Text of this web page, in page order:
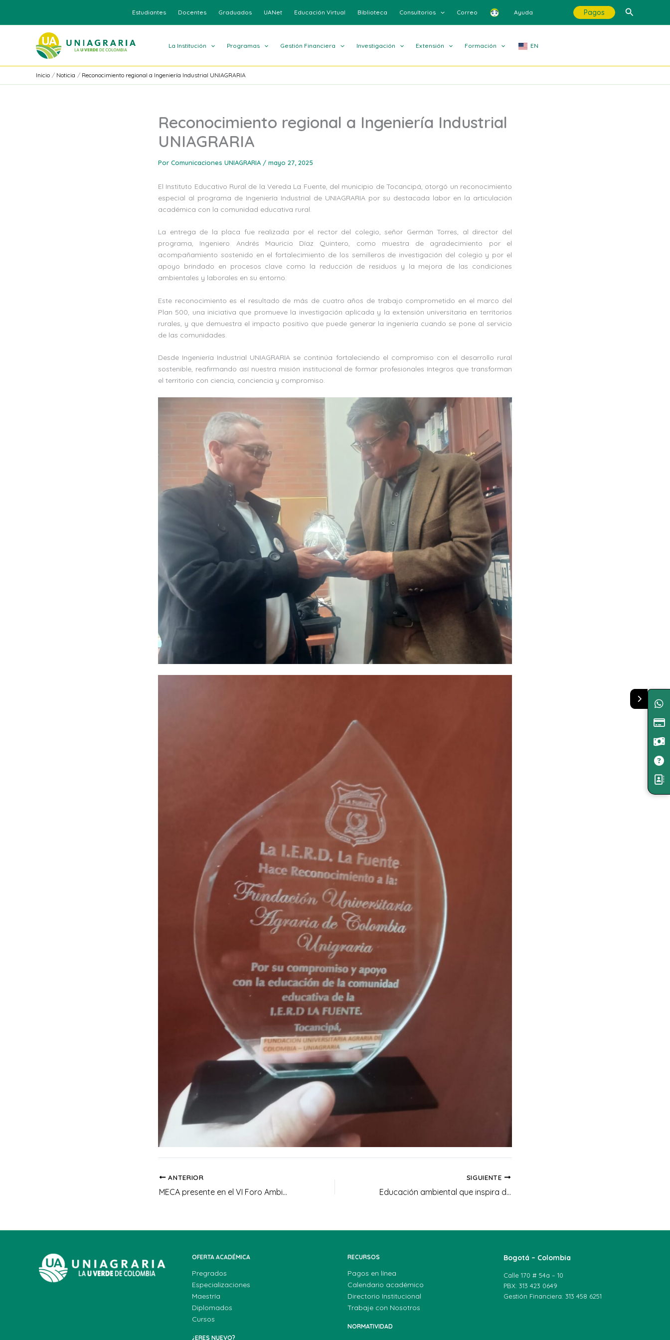
contenido
Estudiantes Docentes Graduados UANet Educación Virtual Biblioteca Consultorios Correo Ayuda Pagos Buscar
La Institución Programas Gestión Financiera Investigación Extensión Formación EN
Inicio Noticia Reconocimiento regional a Ingeniería Industrial UNIAGRARIA
Reconocimiento regional a Ingeniería Industrial
UNIAGRARIA
Por Comunicaciones UNIAGRARIA / mayo 27, 2025
El Instituto Educativo Rural de la Vereda La Fuente, del municipio de Tocancipá, otorgó un reconocimiento
especial al programa de Ingeniería Industrial de UNIAGRARIA por su destacada labor en la articulación
académica con la comunidad educativa rural.
La entrega de la placa fue realizada por el rector del colegio, señor Germán Torres, al director del
programa, Ingeniero Andrés Mauricio Díaz Quintero, como muestra de agradecimiento por el
acompañamiento sostenido en el fortalecimiento de los semilleros de investigación del colegio y por el
apoyo brindado en procesos clave como la reducción de residuos y la mejora de las condiciones
ambientales y laborales en su entorno.
Este reconocimiento es el resultado de más de cuatro años de trabajo comprometido en el marco del
Plan 500, una iniciativa que promueve la investigación aplicada y la extensión universitaria en territorios
rurales, y que demuestra el impacto positivo que puede generar la ingeniería cuando se pone al servicio
de las comunidades.
Desde Ingeniería Industrial UNIAGRARIA se continúa fortaleciendo el compromiso con el desarrollo rural
sostenible, reafirmando así nuestra misión institucional de formar profesionales íntegros que transforman
el territorio con ciencia, conciencia y compromiso.
ANTERIOR
MECA presente en el VI Foro Ambiental de Facatativá
SIGUIENTE
Educación ambiental que inspira desde la infancia
OFERTA ACADÉMICA
Pregrados
Especializaciones
Maestría
Diplomados
Cursos
¿ERES NUEVO?
RECURSOS
Pagos en línea
Calendario académico
Directorio Institucional
Trabaje con Nosotros
NORMATIVIDAD
Bogotá – Colombia
Calle 170 # 54a – 10
PBX: 313 423 0649
Gestión Financiera: 313 458 6251